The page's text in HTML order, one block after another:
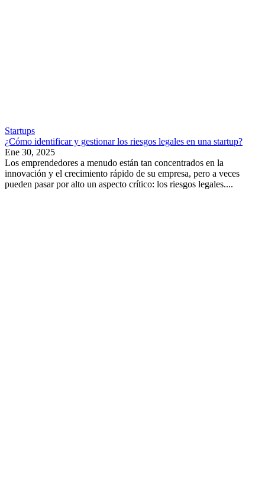
Startups
¿Cómo identificar y gestionar los riesgos legales en una startup?
Ene 30, 2025
Los emprendedores a menudo están tan concentrados en la
innovación y el crecimiento rápido de su empresa, pero a veces
pueden pasar por alto un aspecto crítico: los riesgos legales....